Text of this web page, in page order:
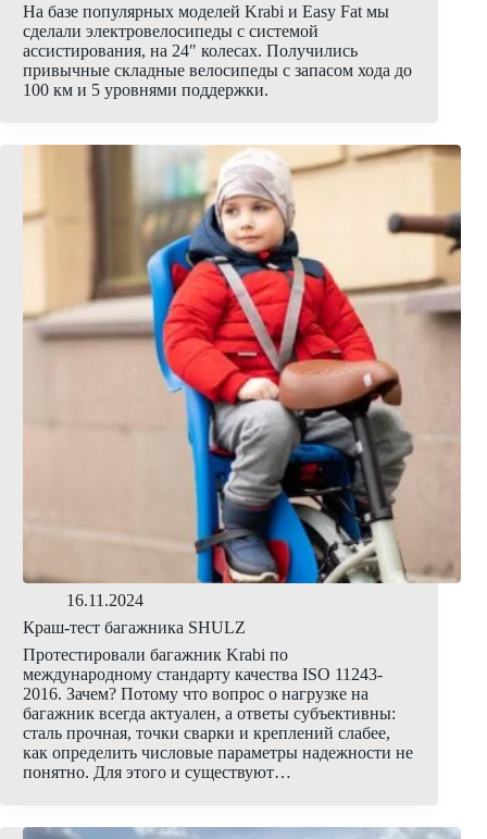
На базе популярных моделей Krabi и Easy Fat мы
сделали электровелосипеды с системой
ассистирования, на 24″ колесах. Получились
привычные складные велосипеды с запасом хода до
100 км и 5 уровнями поддержки.
16.11.2024
Краш-тест багажника SHULZ
Протестировали багажник Krabi по
международному стандарту качества ISO 11243-
2016. Зачем? Потому что вопрос о нагрузке на
багажник всегда актуален, а ответы субъективны:
сталь прочная, точки сварки и креплений слабее,
как определить числовые параметры надежности не
понятно. Для этого и существуют…